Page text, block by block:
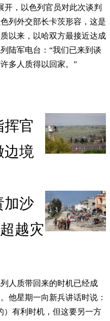
开，以色列官员对此次谈判
列外交部长卡茨形容，这是
以来，以哈双方最接近达成
陆军电台：“我们已来到谈
多人质得以回家。”
挥官
边境
加沙
越灾
人质带回来的时机已经成
他星期一向新兵讲话时说：
）有利时机，但这要另一方